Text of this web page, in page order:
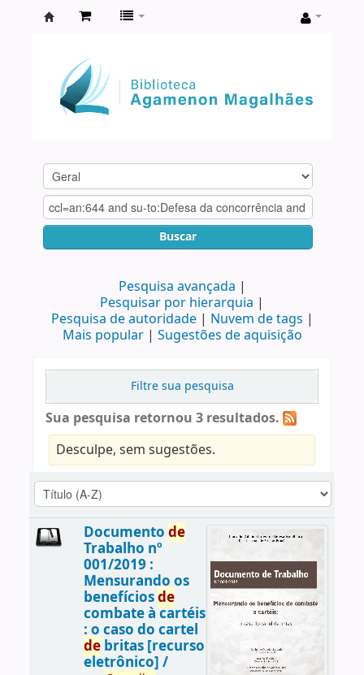
Agamenon
Magalhães
Buscar
Pesquisa avançada
Pesquisar por hierarquia
Pesquisa de autoridade
Nuvem de tags
Mais popular
Sugestões de aquisição
Filtre sua pesquisa
Sua pesquisa retornou 3 resultados.
Desculpe, sem sugestões.
Documento de
Trabalho nº
001/2019 :
Mensurando os
benefíciosde
combate à cartéis
: o caso do cartel
debritas [recurso
eletrônico] /